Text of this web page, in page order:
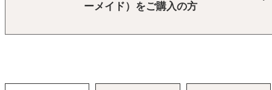
ーメイド）をご購入の方